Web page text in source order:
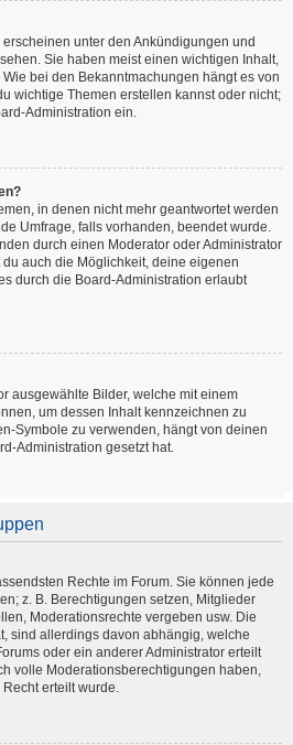
unter den Ankündigungen und
Sie haben meist einen wichtigen Inhalt,
bei den Bekanntmachungen hängt es von
wichtige Themen erstellen kannst oder nicht;
Administration ein.
in denen nicht mehr geantwortet werden
Umfrage, falls vorhanden, beendet wurde.
durch einen Moderator oder Administrator
auch die Möglichkeit, deine eigenen
durch die Board-Administration erlaubt
ausgewählte Bilder, welche mit einem
um dessen Inhalt kennzeichnen zu
Symbole zu verwenden, hängt von deinen
Administration gesetzt hat.
Rechte im Forum. Sie können jede
z. B. Berechtigungen setzen, Mitglieder
Moderationsrechte vergeben usw. Die
sind allerdings davon abhängig, welche
oder ein anderer Administrator erteilt
volle Moderationsberechtigungen haben,
erteilt wurde.